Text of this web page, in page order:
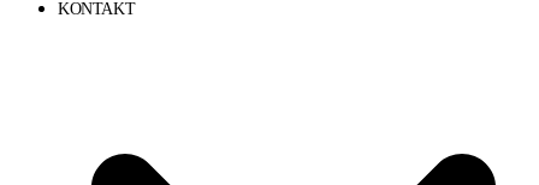
KONTAKT